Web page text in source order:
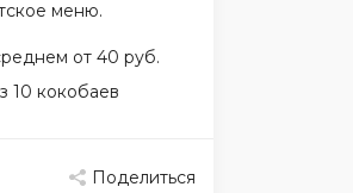
меню.
от 40 руб.
10 кокобаев
Поделиться